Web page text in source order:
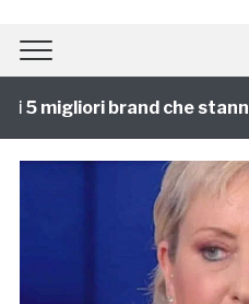
migliori brand che stanno